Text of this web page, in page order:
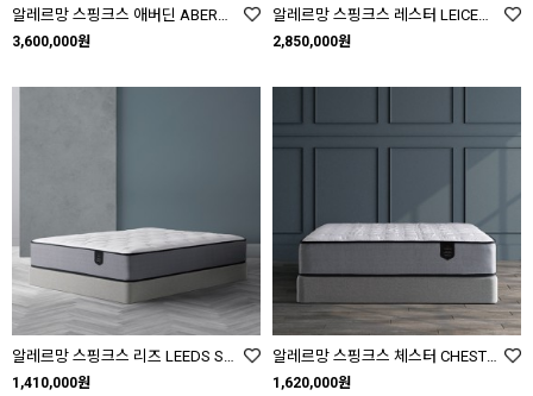
알레르망 스핑크스 애버딘 ABERDEEN SS Q K LK
3,600,000원
알레르망 스핑크스 레스터 LEICESTER SS Q K LK
2,850,000원
알레르망 스핑크스 리즈 LEEDS SS Q
1,410,000원
알레르망 스핑크스 체스터 CHESTER SS Q K
1,620,000원